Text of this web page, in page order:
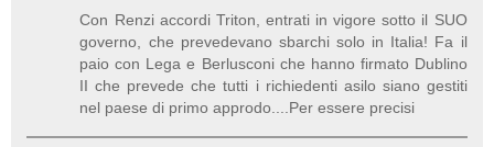
Con Renzi accordi Triton, entrati in vigore sotto il SUO
governo, che prevedevano sbarchi solo in Italia! Fa il
paio con Lega e Berlusconi che hanno firmato Dublino
II che prevede che tutti i richiedenti asilo siano gestiti
nel paese di primo approdo....Per essere precisi